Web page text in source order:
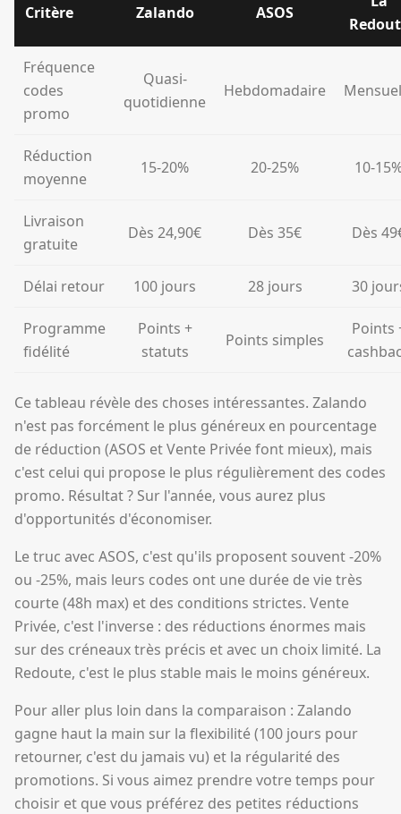
Critère Zalando ASOS
Fréquence
codes
promo
Quasi-
quotidienne
Hebdomadaire
Réduction
moyenne
15-20% 20-25% 10-
Livraison
gratuite
Dès 24,90€ Dès 35€ Dès
Délai retour 100 jours 28 jours 30
Programme
fidélité
Points +
statuts
Points simples
Points
Ce tableau révèle des choses intéressantes. Zalando
n'est pas forcément le plus généreux en pourcentage
de réduction (ASOS et Vente Privée font mieux), mais
c'est celui qui propose le plus régulièrement des codes
promo. Résultat ? Sur l'année, vous aurez plus
d'opportunités d'économiser.
Le truc avec ASOS, c'est qu'ils proposent souvent -20%
ou -25%, mais leurs codes ont une durée de vie très
courte (48h max) et des conditions strictes. Vente
Privée, c'est l'inverse : des réductions énormes mais
sur des créneaux très précis et avec un choix limité. La
Redoute, c'est le plus stable mais le moins généreux.
Pour aller plus loin dans la comparaison : Zalando
gagne haut la main sur la flexibilité (100 jours pour
retourner, c'est du jamais vu) et la régularité des
promotions. Si vous aimez prendre votre temps pour
choisir et que vous préférez des petites réductions